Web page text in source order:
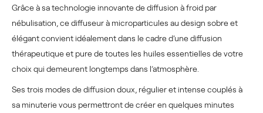
Grâce à sa technologie innovante de diffusion à froid par
nébulisation, ce diffuseur à microparticules au design sobre et
élégant convient idéalement dans le cadre d’une diffusion
thérapeutique et pure de toutes les huiles essentielles de votre
choix qui demeurent longtemps dans l’atmosphère.
Ses trois modes de diffusion doux, régulier et intense couplés à
sa minuterie vous permettront de créer en quelques minutes